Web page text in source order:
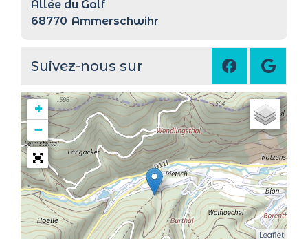
Allée du Golf
68770 Ammerschwihr
Suivez-nous sur
+
−
Leaflet